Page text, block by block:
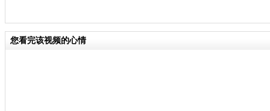
您看完该视频的心情